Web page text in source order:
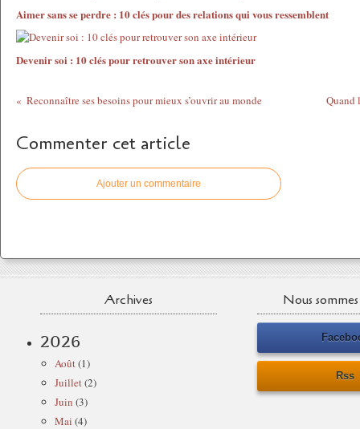
Aimer sans se perdre : 10 clés pour des relations qui vous ressemblent
Devenir soi : 10 clés pour retrouver son axe intérieur
Reconnaître ses besoins pour mieux s’ouvrir au monde Quand
Commenter cet article
Ajouter un commentaire
Archives
2026
Août(1)
Juillet(2)
Juin (3)
Mai (4)
Nous
Rss